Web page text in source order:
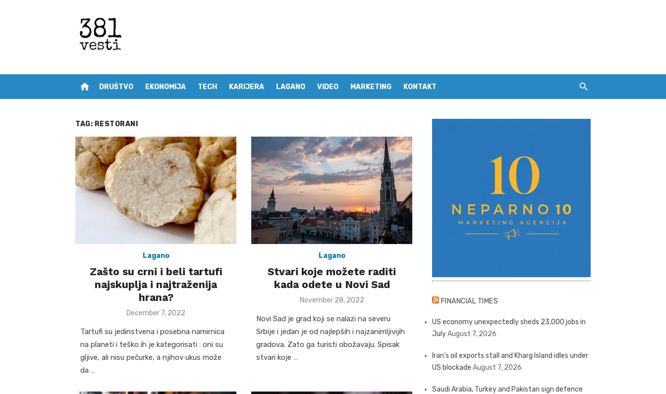
home DRUŠTVO EKONOMIJA TECH KARIJERA LAGANO VIDEO MARKETING KONTAKT
TAG: RESTORANI
Lagano
Zašto su crni i beli tartufi
najskuplja i najtraženija
hrana?
Posted
December 7, 2022
Tartufi su jedinstvena i posebna namirnica
na planeti i teško ih je kategorisati : oni su
gljive, ali nisu pečurke, a njihov ukus može
da …
Lagano
Stvari koje možete raditi
kada odete u Novi Sad
Posted
November 28, 2022
Novi Sad je grad koji se nalazi na severu
Srbije i jedan je od najlepših i najzanimljivijih
gradova. Zato ga turisti obožavaju. Spisak
stvari koje …
FINANCIAL TIMES
US economy unexpectedly sheds 23,000 jobs in
JulyAugust 7, 2026
Iran’s oil exports stall and Kharg Island idles under
US blockade August 7, 2026
Saudi Arabia, Turkey and Pakistan sign defence